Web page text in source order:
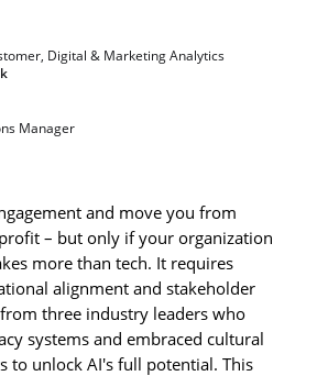
Digital & Marketing Analytics
Manager
and move you from
– but only if your organization
more than tech. It requires
alignment and stakeholder
three industry leaders who
systems and embraced cultural
to unlock AI's full potential. This